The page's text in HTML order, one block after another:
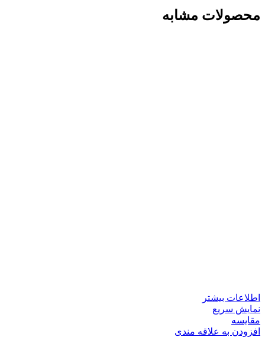
محصولات مشابه
اطلاعات بیشتر
نمایش سریع
مقايسه
افزودن به علاقه مندی